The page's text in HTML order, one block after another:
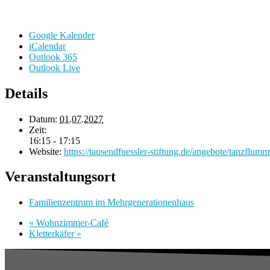
Google Kalender
iCalendar
Outlook 365
Outlook Live
Details
Datum: 01.07.2027
Zeit:
16:15 - 17:15
Website: https://tausendfuessler-stiftung.de/angebote/
Veranstaltungsort
Familienzentrum im Mehrgenerationenhaus
« Wohnzimmer-Café
Kletterkäfer »